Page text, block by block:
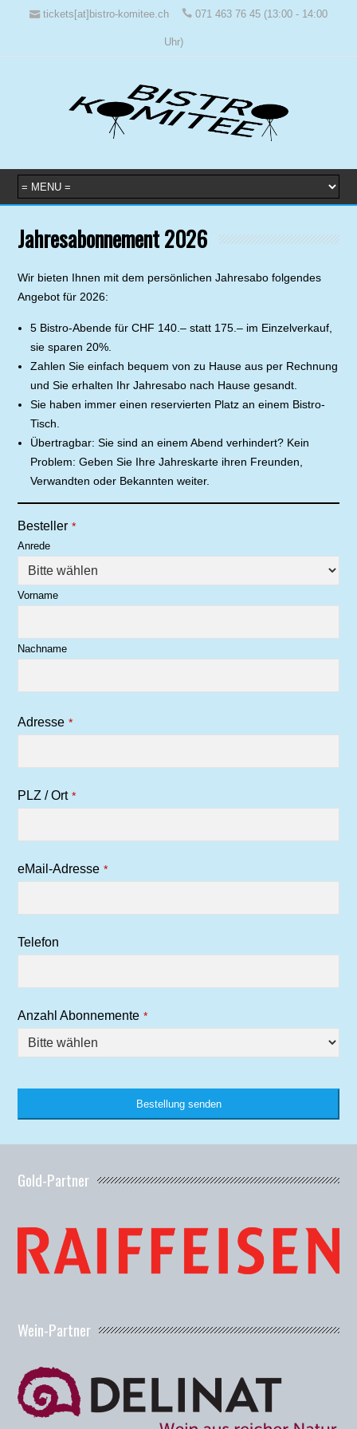
tickets[at]bistro-komitee.ch 071 463 76 45 (13:00 - 14:00
Uhr)
Jahresabonnement 2026
Wir bieten Ihnen mit dem persönlichen Jahresabo folgendes
Angebot für 2026:
5 Bistro-Abende für CHF 140.– statt 175.– im Einzelverkauf,
sie sparen 20%.
Zahlen Sie einfach bequem von zu Hause aus per Rechnung
und Sie erhalten Ihr Jahresabo nach Hause gesandt.
Sie haben immer einen reservierten Platz an einem Bistro-
Tisch.
Übertragbar: Sie sind an einem Abend verhindert? Kein
Problem: Geben Sie Ihre Jahreskarte ihren Freunden,
Verwandten oder Bekannten weiter.
Besteller *
Anrede
Vorname
Nachname
Adresse *
PLZ / Ort *
eMail-Adresse *
Telefon
Anzahl Abonnemente *
Bestellung senden
Gold-Partner
Wein-Partner